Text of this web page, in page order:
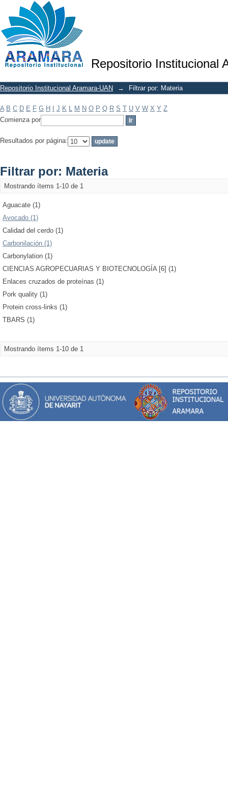
Repositorio Institucional
Filtrar por: Materia
Repositorio Institucional Aramara-UAN → Filtrar por: Materia
A B C D E F G H J K L M N O P Q R S T U V W X Y Z
Comienza por
Resultados por página:
Filtrar por: Materia
Mostrando ítems 1-10 de 1
Aguacate (1)
Avocado (1)
Calidad del cerdo (1)
Carbonilación (1)
Carbonylation (1)
CIENCIAS AGROPECUARIAS Y BIOTECNOLOGÍA [6] (1)
Enlaces cruzados de proteínas (1)
Pork quality (1)
Protein cross-links (1)
TBARS (1)
Mostrando ítems 1-10 de 1